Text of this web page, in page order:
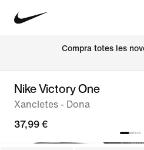
Compra totes les
Nike Victory One
Xancletes - Dona
37,99 €